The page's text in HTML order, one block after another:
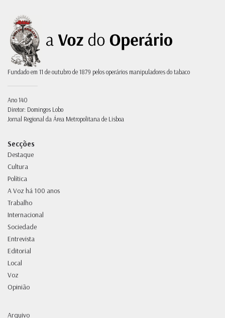
Fundado em 11 de outubro de 1879 pelos operários manipuladores do tabaco
Ano 140
Diretor: Domingos Lobo
Jornal Regional da Área Metropolitana de Lisboa
Secções
Destaque
Cultura
Política
A Voz há 100 anos
Trabalho
Internacional
Sociedade
Entrevista
Editorial
Local
Voz
Opinião
Arquivo